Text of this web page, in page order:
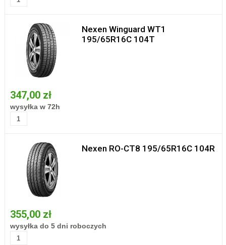
Nexen Winguard WT1
195/65R16C 104T
347,00 zł
wysyłka w 72h
Nexen RO-CT8 195/65R16C 104R
355,00 zł
wysyłka do 5 dni roboczych